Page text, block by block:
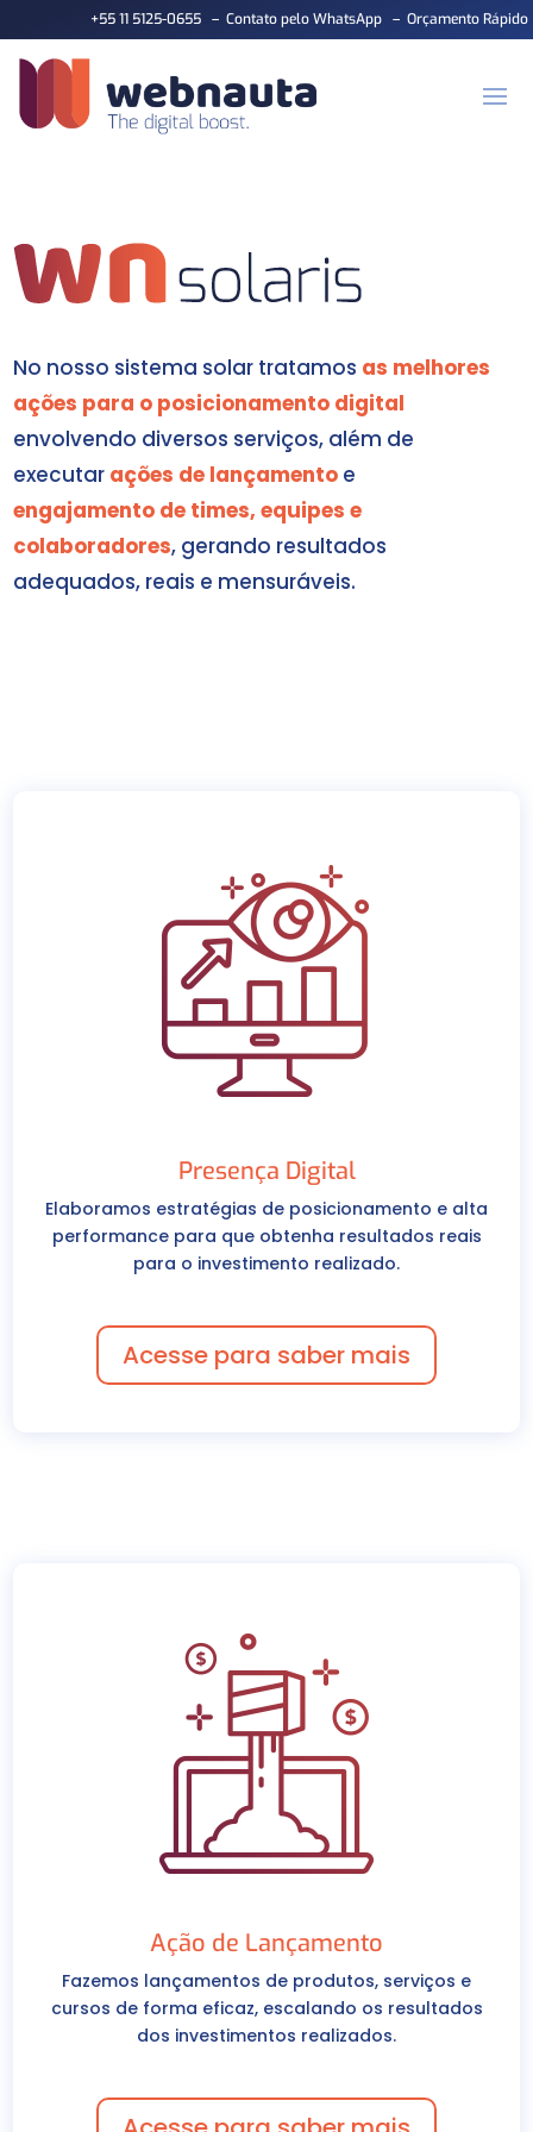
+55 11 5125-0655– Contato pelo WhatsApp– Orçamento Rápido
No nosso sistema solar tratamos as melhores
ações para o posicionamento digital
envolvendo diversos serviços, além de
executar ações de lançamento e
engajamento de times, equipes e
colaboradores, gerando resultados
adequados, reais e mensuráveis.
Presença Digital
Elaboramos estratégias de posicionamento e alta
performance para que obtenha resultados reais
para o investimento realizado.
Acesse para saber mais
Ação de Lançamento
Fazemos lançamentos de produtos, serviços e
cursos de forma eficaz, escalando os resultados
dos investimentos realizados.